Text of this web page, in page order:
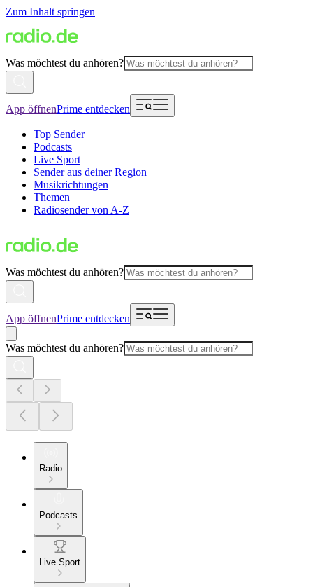
Zum Inhalt springen
Was möchtest du anhören?
App öffnenPrime entdecken
Top Sender
Podcasts
Live Sport
Sender aus deiner Region
Musikrichtungen
Themen
Radiosender von A-Z
Was möchtest du anhören?
App öffnenPrime entdecken
Was möchtest du anhören?
Radio
Podcasts
Live Sport